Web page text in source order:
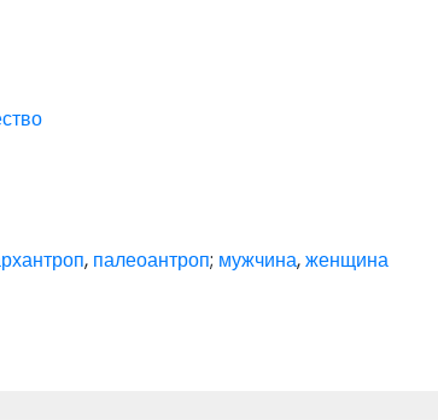
, палеоантроп; мужчина,женщина